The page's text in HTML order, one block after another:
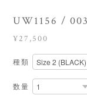
UW1156 / 003
¥27,500
種類
数量